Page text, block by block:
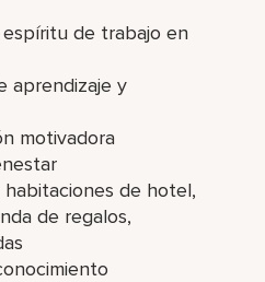
de trabajo en
aprendizaje y
motivadora
de hotel,
de regalos,